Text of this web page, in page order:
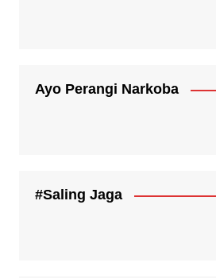
Ayo Perangi Narkoba
#Saling Jaga